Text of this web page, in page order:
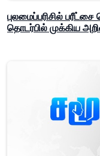
புலமைப்பரிசில்
தொடர்பில் முக்கிய